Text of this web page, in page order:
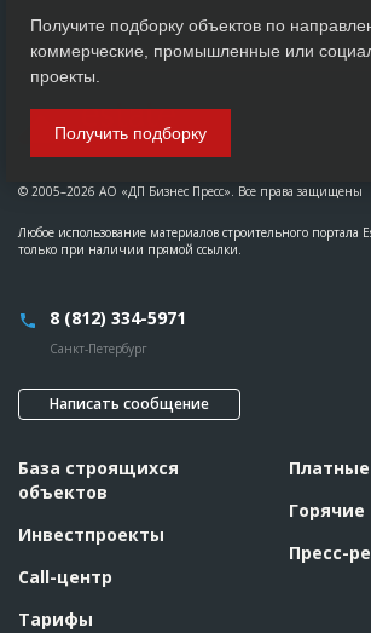
© 2005–2026 АО «ДП Бизнес Пресс». Все права защищены
Любое использование материалов строительного портала
только при наличии прямой ссылки.
8 (812) 334-5971
Санкт-Петербург
Написать сообщение
База строящихся
объектов
Инвестпроекты
Call-центр
Тарифы
Платные
Пресс-
Получите подборку объектов по
коммерческие, промышленные или
проекты.
Получить подборку